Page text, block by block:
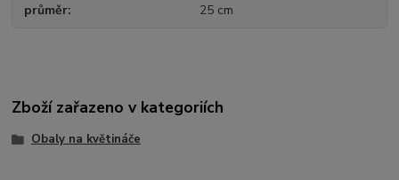
průměr 25 cm
Zboží zařazeno v kategoriích
Obaly na květináče